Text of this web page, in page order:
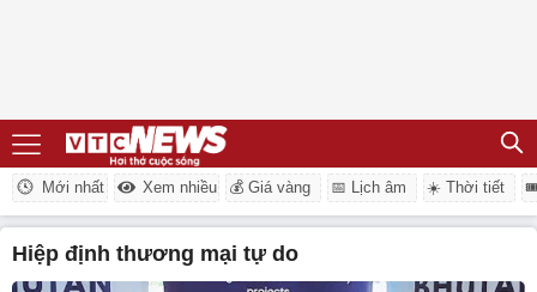
Mới nhất Xem nhiều 💰 Giá vàng 📅 Lịch âm ☀️ Thời tiết
Hiệp định thương mại tự do